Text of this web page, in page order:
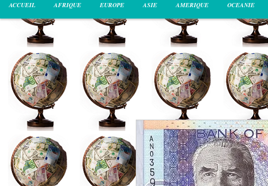
ACCUEIL AFRIQUE EUROPE ASIE AMERIQUE OCEANIE